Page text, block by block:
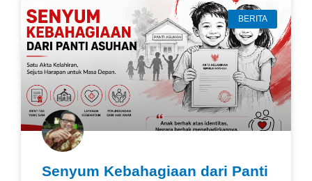
BERITA
Senyum Kebahagiaan dari Panti